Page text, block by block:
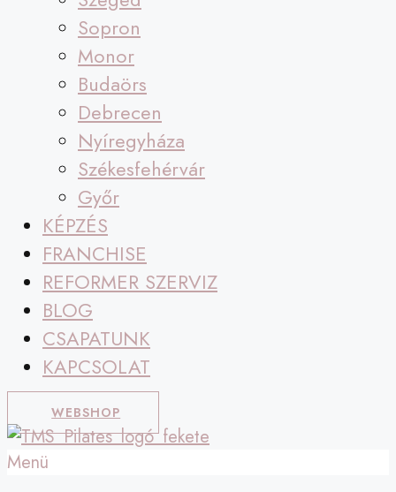
Sopron
Monor
Budaörs
Debrecen
Nyíregyháza
Székesfehérvár
Győr
KÉPZÉS
FRANCHISE
REFORMER SZERVIZ
BLOG
CSAPATUNK
KAPCSOLAT
WEBSHOP
Menü